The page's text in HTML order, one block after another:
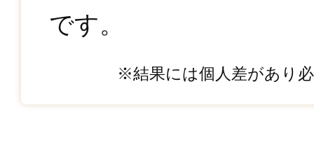
です。
※結果には個人差があり